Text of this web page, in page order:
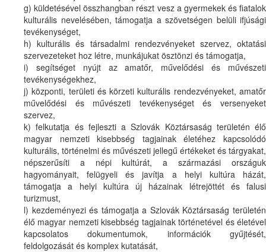
g) küldetésével összhangban részt vesz a gyermekek és fiatalok
kulturális nevelésében, támogatja a szövetségen belüli ifjúsági
tevékenységet,
h) kulturális és társadalmi rendezvényeket szervez, oktatási
szervezeteket hoz létre, munkájukat ösztönzi és támogatja,
i) segítséget nyújt az amatőr, művelődési és művészeti
tevékenységekhez,
j) központi, területi és körzeti kulturális rendezvényeket, amatőr
művelődési és művészeti tevékenységet és versenyeket
szervez,
k) felkutatja és fejleszti a Szlovák Köztársaság területén élő
magyar nemzeti kisebbség tagjainak életéhez kapcsolódó
kulturális, történelmi és művészeti jellegű értékeket és tárgyakat,
népszerűsíti a népi kultúrát, a származási országuk
hagyományait, felügyeli és javítja a helyi kultúra házát,
támogatja a helyi kultúra új házainak létrejöttét és falusi
turizmust,
l) kezdeményezi és támogatja a Szlovák Köztársaság területén
élő magyar nemzeti kisebbség tagjainak történetével és életével
kapcsolatos dokumentumok, információk gyűjtését,
feldolgozását és komplex kutatását,